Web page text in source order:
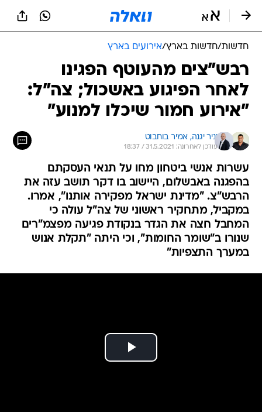
חדשות/חדשות בארץ/אירועים בארץ
רבש"צים מהעוטף הפגינו
לאחר הפיגוע באשכול; צה"ל:
"אירוע חמור שיכלו למנוע"
יניר יגנה, אמיר בוחבוט
עודכן לאחרונה: 31.5.2021 / 18:37
עשרות אנשי ביטחון מחו על תנאי העסקתם
בהפגנה באבשלום, היישוב בו דקר תושב עזה את
הרבש"צ. "מדינת ישראל מפקירה אותנו", אמרו.
במקביל, מתחקיר ראשוני של צה"ל עולה כי
המחבל חצה את הגדר בנקודת פגיעה מפצמ"רים
שנורו ב"שומר החומות", וכי היתה "תקלת אנוש
במערך התצפיות"